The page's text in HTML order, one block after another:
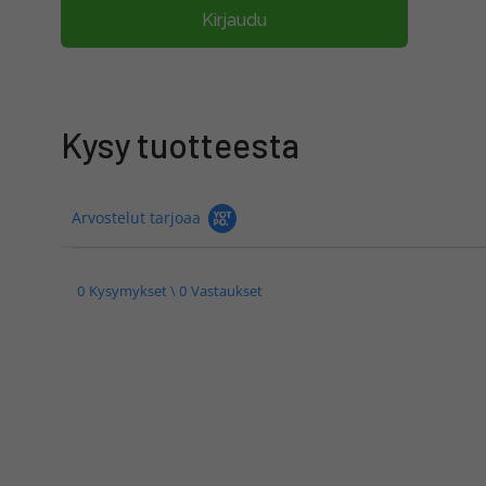
Kirjaudu
Kysy tuotteesta
Arvostelut tarjoaa
0 Kysymykset \ 0 Vastaukset